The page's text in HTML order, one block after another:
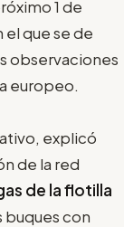
1 de
que se de
observaciones
europeo.
explicó
de la red
de la flotilla
buques con